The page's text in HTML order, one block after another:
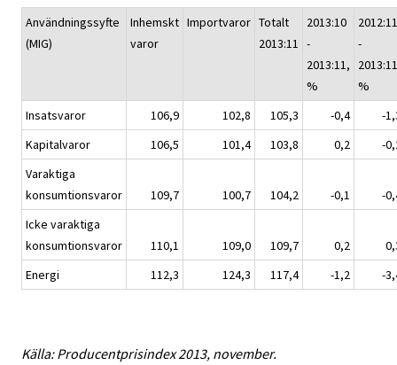
Användningssyfte
(MIG)
Inhemskt
varor
Importvaror Totalt
2013:11
2013:10
-
2013:11,
%
2012:11
-
%
Insatsvaror
106,9 102,8 105,3 -0,4
-
Kapitalvaror
106,5 101,4 103,8 0,2
-
Varaktiga
konsumtionsvaror
109,7 100,7 104,2 -0,1
-
Icke varaktiga
konsumtionsvaror
110,1 109,0 109,7 0,2
Energi
112,3 124,3 117,4 -1,2 -
Källa: Producentprisindex 2013, november.